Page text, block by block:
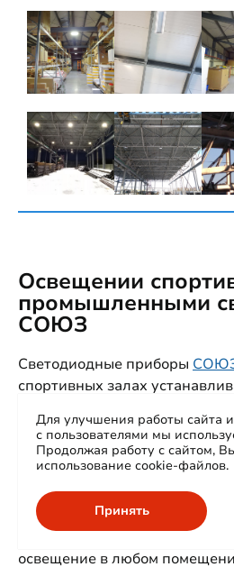
Освещении
промышленными
СОЮЗ
Светодиодные приборы
спортивных залах
поликарбонат,
стекла, выдерживает
светильники обеспечивают
до 500 люкс в зависимости от
количества. СОЮЗ -
решение, которое обеспечит
освещение в любом
Для улучшения работы сайта
с пользователями мы
Продолжая работу с сайтом,
использование cookie-файлов.
Принять